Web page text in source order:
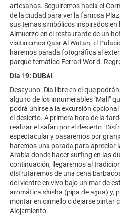
artesanas. Seguiremos hacia el
de la ciudad para ver la famosa
sus temas simbólicos inspirados en
Almuerzo en el restaurante de un
visitaremos Qasr Al Watan, el
haremos parada fotográfica al
parque temático Ferrari World.
Día 19: DUBAI
Desayuno. Día libre en el que
alguno de los innumerables "Mall"
podrá unirse a la excursión
el desierto. A primera hora de la
realizar el safari por el desierto.
espectacular y pasaremos por
haremos una parada para apreciar
Arabia donde hacer surfing en las
continuación, llegaremos al
disfrutaremos de una cena
del vientre en vivo bajo un mar de
aromática shisha (pipa de agua) y,
montar en camello o dejarse pintar
Alojamiento.